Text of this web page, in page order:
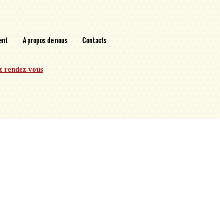
A propos de nous Contacts
rendez-vous